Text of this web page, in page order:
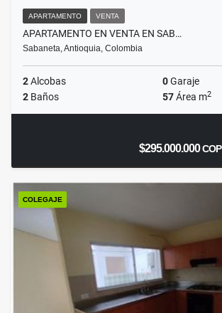
APARTAMENTO VENTA
APARTAMENTO EN VENTA EN SAB…
Sabaneta, Antioquia, Colombia
2Alcobas 0Garaje
2 Baños 57Área m2
$295.000.000COP
COLEGAJE